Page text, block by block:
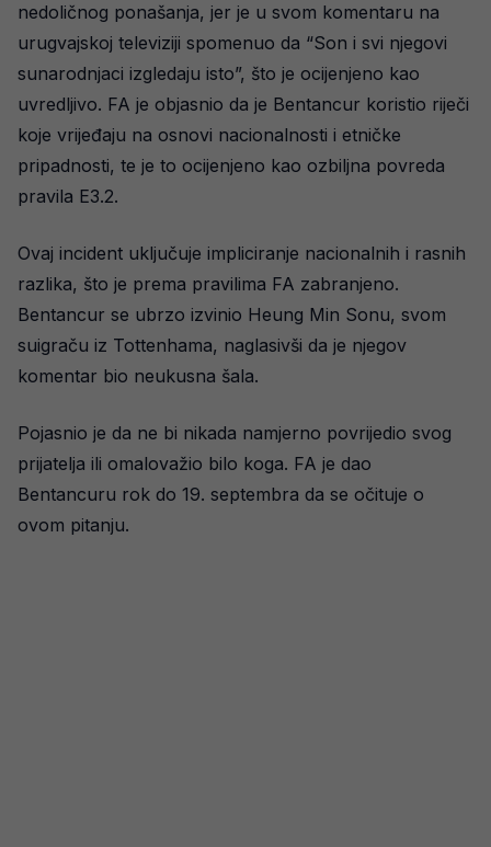
nedoličnog ponašanja, jer je u svom komentaru na
urugvajskoj televiziji spomenuo da “Son i svi njegovi
sunarodnjaci izgledaju isto”, što je ocijenjeno kao
uvredljivo. FA je objasnio da je Bentancur koristio riječi
koje vrijeđaju na osnovi nacionalnosti i etničke
pripadnosti, te je to ocijenjeno kao ozbiljna povreda
pravila E3.2.
Ovaj incident uključuje impliciranje nacionalnih i rasnih
razlika, što je prema pravilima FA zabranjeno.
Bentancur se ubrzo izvinio Heung Min Sonu, svom
suigraču iz Tottenhama, naglasivši da je njegov
komentar bio neukusna šala.
Pojasnio je da ne bi nikada namjerno povrijedio svog
prijatelja ili omalovažio bilo koga. FA je dao
Bentancuru rok do 19. septembra da se očituje o
ovom pitanju.